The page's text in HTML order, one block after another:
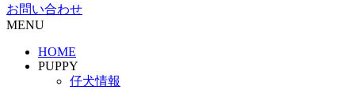
お問い合わせ
MENU
HOME
PUPPY
仔犬情報